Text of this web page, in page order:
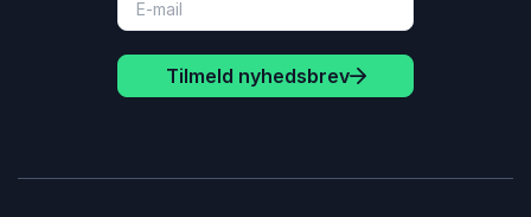
Tilmeld nyhedsbrev